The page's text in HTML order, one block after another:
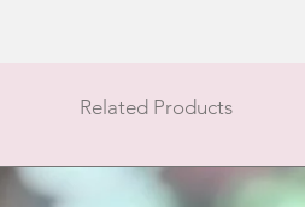
Related Products